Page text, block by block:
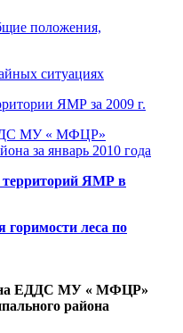
положения,
ситуациях
ЯМР за 2009 г.
МУ « МФЦР»
за январь 2010 года
территорий ЯМР в
горимости леса по
на ЕДДС МУ « МФЦР»
района